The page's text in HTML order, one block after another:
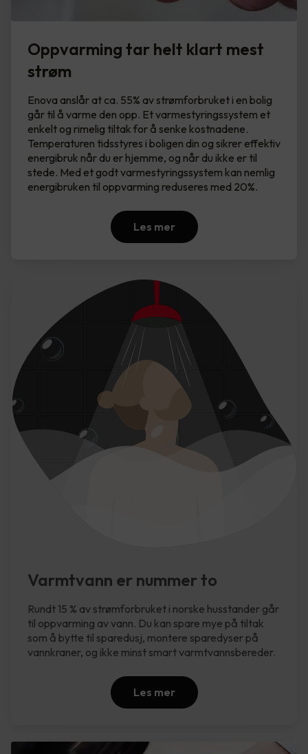
Oppvarming tar helt klart mest
strøm
Enova anslår at ca. 55% av strømforbruket i en bolig
går til å varme den opp. Et varmestyringssystem et
enkelt og rimelig tiltak for å senke kostnadene.
Temperaturen tidsstyres i boligen din og sikrer effektiv
energibruk når du er hjemme, og når du ikke er til
stede. Med et godt varmestyringssystem kan nemlig
energibruken til oppvarming reduseres med 20%.
Les mer
Varmtvann er nummer to
Rundt 15 % av strømforbruket i norske husstander går
til oppvarming av vann. Du kan spare mye på tiltak
som å bytte til sparedusj, montere sparedyser på
vannkraner, og ikke minst smart varmtvannsbereder.
Les mer